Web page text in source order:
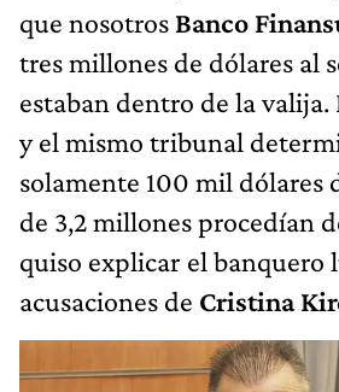
que nosotros Banco
tres millones de dólares al
estaban dentro de la valija.
y el mismo tribunal
solamente 100 mil dólares
de 3,2 millones procedían
quiso explicar el banquero
acusaciones de Cristina